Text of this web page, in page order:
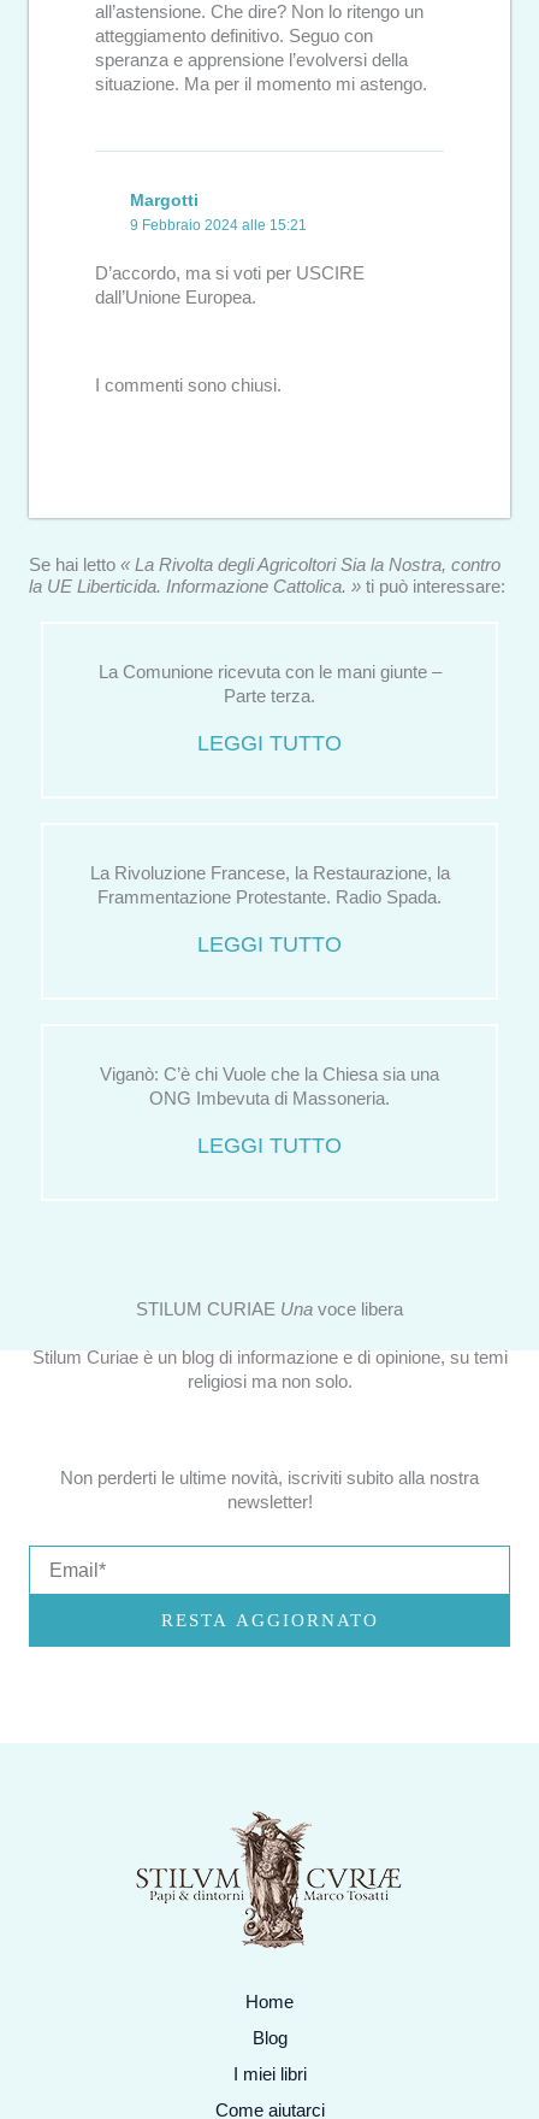
all’astensione. Che dire? Non lo ritengo un
atteggiamento definitivo. Seguo con
speranza e apprensione l’evolversi della
situazione. Ma per il momento mi astengo.
Margotti
9 Febbraio 2024 alle 15:21
D’accordo, ma si voti per USCIRE
dall’Unione Europea.
I commenti sono chiusi.
Se hai letto « La Rivolta degli Agricoltori Sia la Nostra, contro
la UE Liberticida. Informazione Cattolica. » ti può interessare:
La Comunione ricevuta con le mani giunte –
Parte terza.
LEGGI TUTTO
La Rivoluzione Francese, la Restaurazione, la
Frammentazione Protestante. Radio Spada.
LEGGI TUTTO
Viganò: C’è chi Vuole che la Chiesa sia una
ONG Imbevuta di Massoneria.
LEGGI TUTTO
STILUM CURIAE Una voce libera
Stilum Curiae è un blog di informazione e di opinione, su temi
religiosi ma non solo.
Non perderti le ultime novità, iscriviti subito alla nostra
newsletter!
RESTA AGGIORNATO
Home
Blog
I miei libri
Come aiutarci